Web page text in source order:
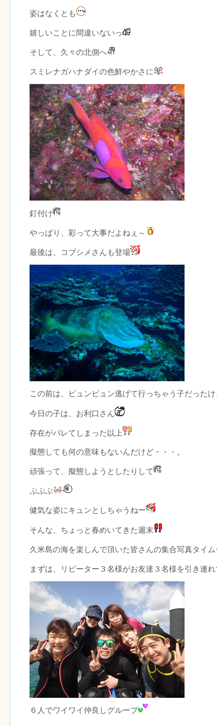
姿はなくとも
嬉しいことに間違いないっ
そして、久々の北側へ
スミレナガハナダイの色鮮やかさに
釘付け
やっぱり、彩って大事だよねぇ～
最後は、コブシメさんも登場
この前は、ビュンビュン逃げて行っちゃう子だったけ
今日の子は、お利口さん
存在がバレてしまった以上
擬態しても何の意味もないんだけど・・・。
頑張って、擬態しようとしたりして
ぷぷぷ
健気な姿にキュンとしちゃうねー
そんな、ちょっと春めいてきた週末
久米島の海を楽しんで頂いた皆さんの集合写真タイ
まずは、リピーター３名様がお友達３名様を引き連れ
６人でワイワイ仲良しグループ